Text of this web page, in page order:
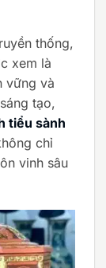
thống,
xem là
vững và
tạo,
tiểu sành
chỉ
vinh sâu